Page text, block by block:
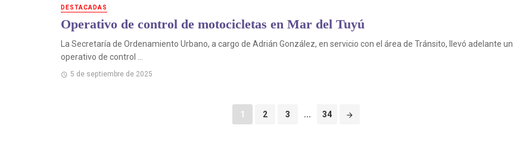
DESTACADAS
Operativo de control de motocicletas en Mar del Tuyú
La Secretaría de Ordenamiento Urbano, a cargo de Adrián González, en servicio con el área de Tránsito, llevó adelante un
operativo de control ...
5 de septiembre de 2025
1 2 3 ... 34